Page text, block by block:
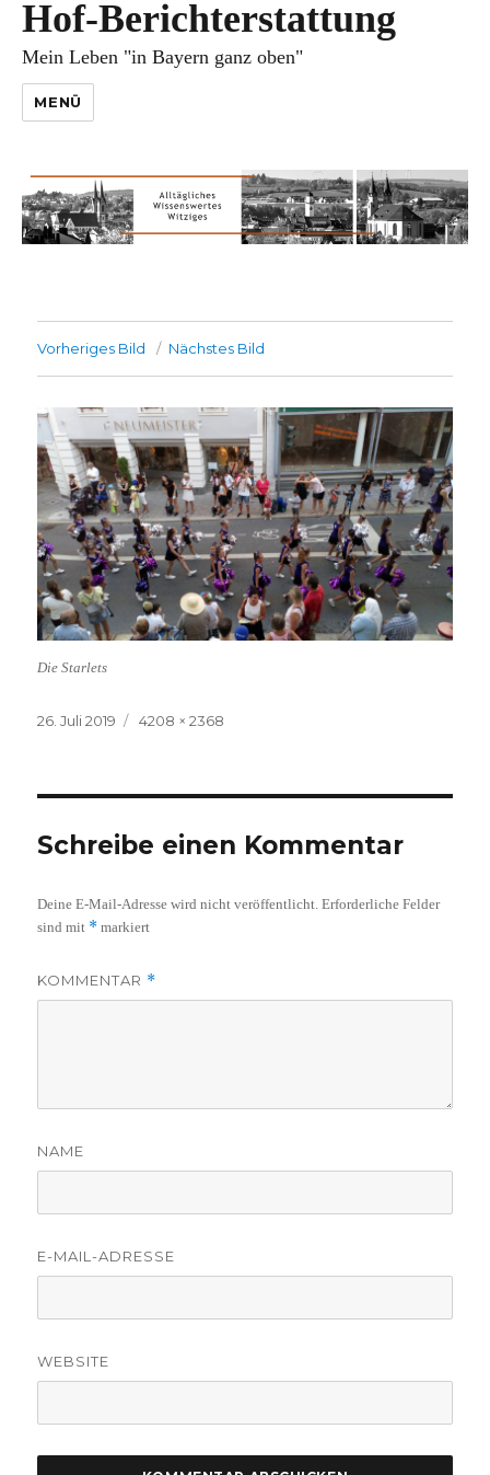
Hof-Berichterstattung
Mein Leben "in Bayern ganz oben"
MENÜ
Vorheriges Bild Nächstes Bild
Die Starlets
Veröffentlicht
26. Juli 2019
Volle
4208 × 2368
Schreibe einen Kommentar
Deine E-Mail-Adresse wird nicht veröffentlicht. Erforderliche Felder
sind mit * markiert
KOMMENTAR *
NAME
E-MAIL-ADRESSE
WEBSITE